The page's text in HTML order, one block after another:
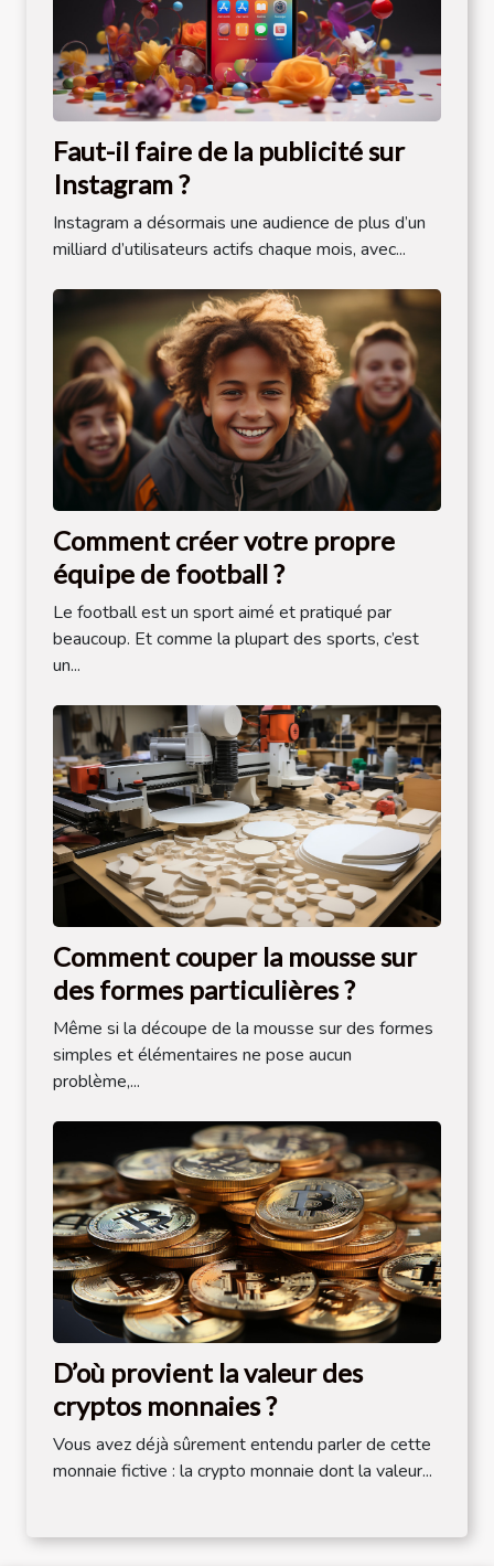
Faut-il faire de la publicité sur
Instagram ?
Instagram a désormais une audience de plus d’un
milliard d’utilisateurs actifs chaque mois, avec...
Comment créer votre propre
équipe de football ?
Le football est un sport aimé et pratiqué par
beaucoup. Et comme la plupart des sports, c’est
un...
Comment couper la mousse sur
des formes particulières ?
Même si la découpe de la mousse sur des formes
simples et élémentaires ne pose aucun
problème,...
D’où provient la valeur des
cryptos monnaies ?
Vous avez déjà sûrement entendu parler de cette
monnaie fictive : la crypto monnaie dont la valeur...